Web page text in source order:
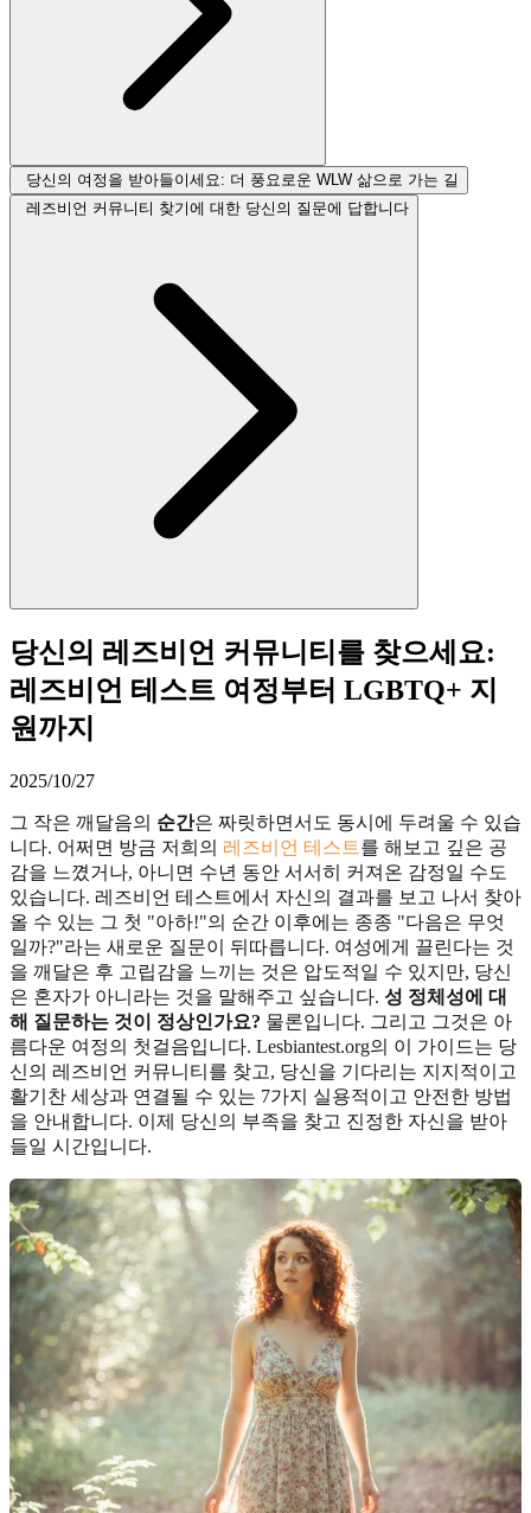
당신의 여정을 받아들이세요: 더 풍요로운 WLW 삶으로 가는 길
레즈비언 커뮤니티 찾기에 대한 당신의 질문에 답합니다
당신의 레즈비언 커뮤니티를 찾으세요:
레즈비언 테스트 여정부터 LGBTQ+ 지
원까지
2025/10/27
그 작은 깨달음의 순간은 짜릿하면서도 동시에 두려울 수 있습
니다. 어쩌면 방금 저희의 레즈비언 테스트 를 해보고 깊은 공
감을 느꼈거나, 아니면 수년 동안 서서히 커져온 감정일 수도
있습니다. 레즈비언 테스트에서 자신의 결과를 보고 나서 찾아
올 수 있는 그 첫 "아하!"의 순간 이후에는 종종 "다음은 무엇
일까?"라는 새로운 질문이 뒤따릅니다. 여성에게 끌린다는 것
을 깨달은 후 고립감을 느끼는 것은 압도적일 수 있지만, 당신
은 혼자가 아니라는 것을 말해주고 싶습니다. 성 정체성에 대
해 질문하는 것이 정상인가요? 물론입니다. 그리고 그것은 아
름다운 여정의 첫걸음입니다. Lesbiantest.org의 이 가이드는 당
신의 레즈비언 커뮤니티를 찾고, 당신을 기다리는 지지적이고
활기찬 세상과 연결될 수 있는 7가지 실용적이고 안전한 방법
을 안내합니다. 이제 당신의 부족을 찾고 진정한 자신을 받아
들일 시간입니다.